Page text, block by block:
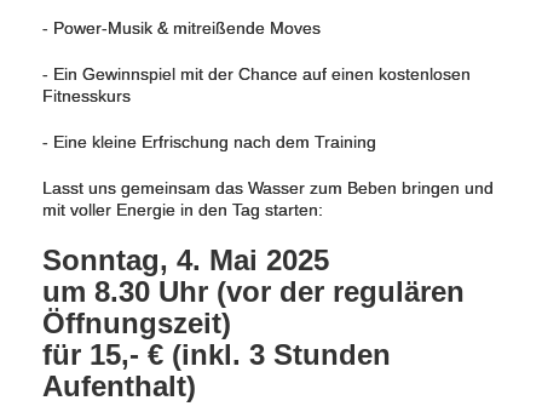
- Power-Musik & mitreißende Moves
- Ein Gewinnspiel mit der Chance auf einen kostenlosen
Fitnesskurs
- Eine kleine Erfrischung nach dem Training
Lasst uns gemeinsam das Wasser zum Beben bringen und
mit voller Energie in den Tag starten:
Sonntag, 4. Mai 2025
um 8.30 Uhr (vor der regulären
Öffnungszeit)
für 15,- € (inkl. 3 Stunden
Aufenthalt)